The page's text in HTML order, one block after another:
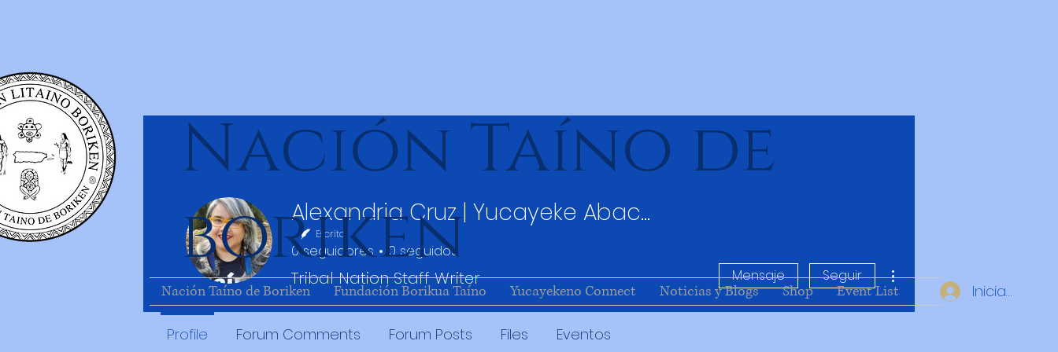
Nación Taíno de
boriken
Nación Taíno de Boriken Fundación Borikua Taíno Yucayekeno Connect Noticias y Blogs Shop Event List Iniciar
Alexandria Cruz | Yucayeke Abacoa
Escritor
0 seguidores 0 seguidos
Tribal Nation Staff Writer Mensaje Seguir
Profile Forum Comments Forum Posts Files Eventos